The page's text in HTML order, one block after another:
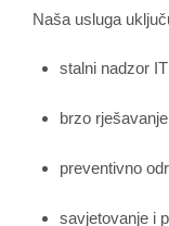
Naša usluga
stalni nadzor
brzo
preventivno
savjetovanje i